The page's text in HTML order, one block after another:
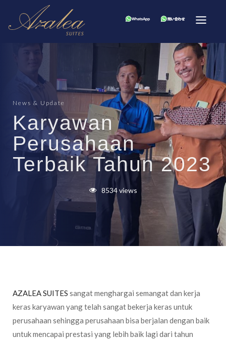
News & Update
Karyawan
Perusahaan
Terbaik Tahun 2023
8534 views
AZALEA SUITES sangat menghargai semangat dan kerja
keras karyawan yang telah sangat bekerja keras untuk
perusahaan sehingga perusahaan bisa berjalan dengan baik
untuk mencapai prestasi yang lebih baik lagi dari tahun